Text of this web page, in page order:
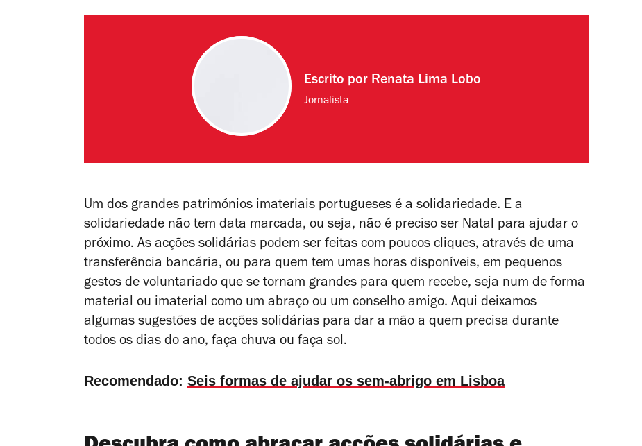
Escrito por Renata Lima Lobo
Jornalista
Um dos grandes patrimónios imateriais portugueses é a solidariedade. E a
solidariedade não tem data marcada, ou seja, não é preciso ser Natal para ajudar o
próximo. As acções solidárias podem ser feitas com poucos cliques, através de uma
transferência bancária, ou para quem tem umas horas disponíveis, em pequenos
gestos de voluntariado que se tornam grandes para quem recebe, seja num de forma
material ou imaterial como um abraço ou um conselho amigo. Aqui deixamos
algumas sugestões de acções solidárias para dar a mão a quem precisa durante
todos os dias do ano, faça chuva ou faça sol.
Recomendado: Seis formas de ajudar os sem-abrigo em Lisboa